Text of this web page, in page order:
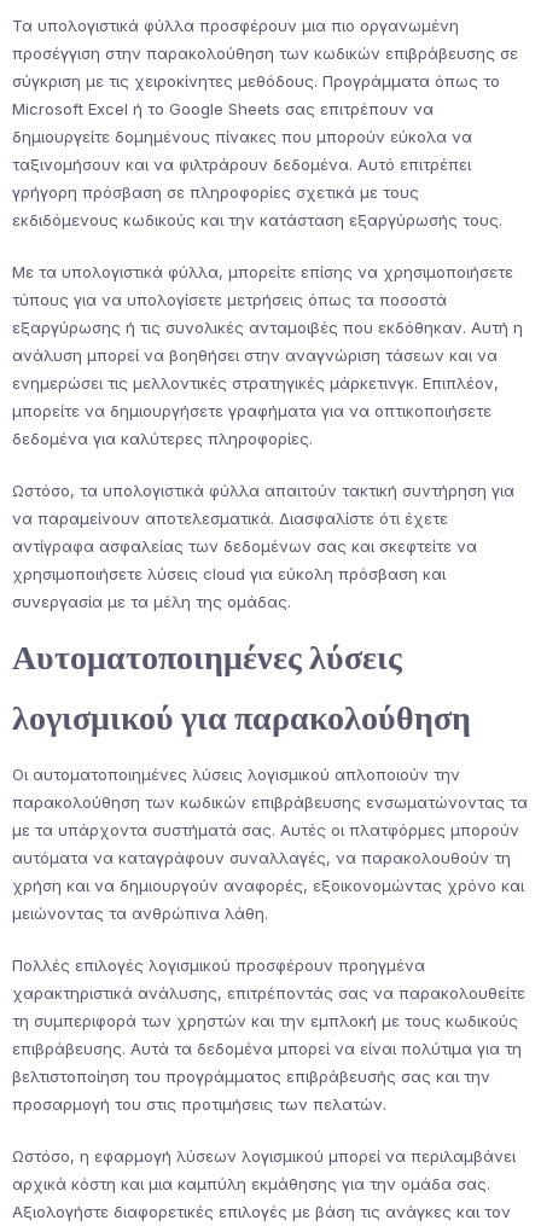
Τα υπολογιστικά φύλλα προσφέρουν μια πιο οργανωμένη
προσέγγιση στην παρακολούθηση των κωδικών επιβράβευσης σε
σύγκριση με τις χειροκίνητες μεθόδους. Προγράμματα όπως το
Microsoft Excel ή το Google Sheets σας επιτρέπουν να
δημιουργείτε δομημένους πίνακες που μπορούν εύκολα να
ταξινομήσουν και να φιλτράρουν δεδομένα. Αυτό επιτρέπει
γρήγορη πρόσβαση σε πληροφορίες σχετικά με τους
εκδιδόμενους κωδικούς και την κατάσταση εξαργύρωσής τους.
Με τα υπολογιστικά φύλλα, μπορείτε επίσης να χρησιμοποιήσετε
τύπους για να υπολογίσετε μετρήσεις όπως τα ποσοστά
εξαργύρωσης ή τις συνολικές ανταμοιβές που εκδόθηκαν. Αυτή η
ανάλυση μπορεί να βοηθήσει στην αναγνώριση τάσεων και να
ενημερώσει τις μελλοντικές στρατηγικές μάρκετινγκ. Επιπλέον,
μπορείτε να δημιουργήσετε γραφήματα για να οπτικοποιήσετε
δεδομένα για καλύτερες πληροφορίες.
Ωστόσο, τα υπολογιστικά φύλλα απαιτούν τακτική συντήρηση για
να παραμείνουν αποτελεσματικά. Διασφαλίστε ότι έχετε
αντίγραφα ασφαλείας των δεδομένων σας και σκεφτείτε να
χρησιμοποιήσετε λύσεις cloud για εύκολη πρόσβαση και
συνεργασία με τα μέλη της ομάδας.
Αυτοματοποιημένες λύσεις
λογισμικού για παρακολούθηση
Οι αυτοματοποιημένες λύσεις λογισμικού απλοποιούν την
παρακολούθηση των κωδικών επιβράβευσης ενσωματώνοντας τα
με τα υπάρχοντα συστήματά σας. Αυτές οι πλατφόρμες μπορούν
αυτόματα να καταγράφουν συναλλαγές, να παρακολουθούν τη
χρήση και να δημιουργούν αναφορές, εξοικονομώντας χρόνο και
μειώνοντας τα ανθρώπινα λάθη.
Πολλές επιλογές λογισμικού προσφέρουν προηγμένα
χαρακτηριστικά ανάλυσης, επιτρέποντάς σας να παρακολουθείτε
τη συμπεριφορά των χρηστών και την εμπλοκή με τους κωδικούς
επιβράβευσης. Αυτά τα δεδομένα μπορεί να είναι πολύτιμα για τη
βελτιστοποίηση του προγράμματος επιβράβευσής σας και την
προσαρμογή του στις προτιμήσεις των πελατών.
Ωστόσο, η εφαρμογή λύσεων λογισμικού μπορεί να περιλαμβάνει
αρχικά κόστη και μια καμπύλη εκμάθησης για την ομάδα σας.
Αξιολογήστε διαφορετικές επιλογές με βάση τις ανάγκες και τον